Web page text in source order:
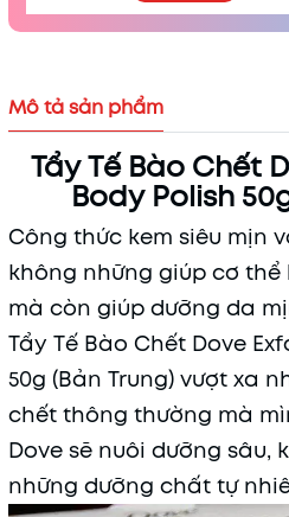
Mã khuyến mãi:
Điều kiện:
Mô tả sản phẩm
Tẩy Tế Bào Chết
Body Polish
Công thức kem siêu mịn
không những giúp cơ
mà còn giúp dưỡng da
Tẩy Tế Bào Chết Dove
50g (Bản Trung) vượt xa
chết thông thường mà
Dove sẽ nuôi dưỡng sâu,
những dưỡng chất tự